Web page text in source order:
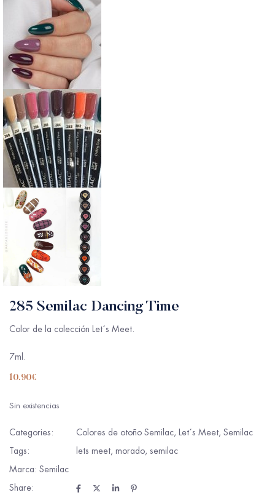
285 Semilac Dancing Time
Color de la colección Let´s Meet.
7ml.
10.90€
Sin existencias
Categories: Colores de otoño Semilac, Let´s Meet, Semilac
Tags:
lets meet, morado, semilac
Marca: Semilac
Share: